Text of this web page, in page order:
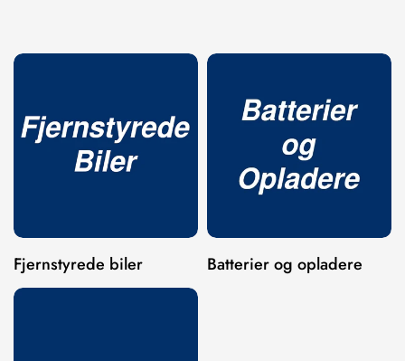
Fjernstyrede biler Batterier og opladere
Confirm your age
Are you 18 years old or older?